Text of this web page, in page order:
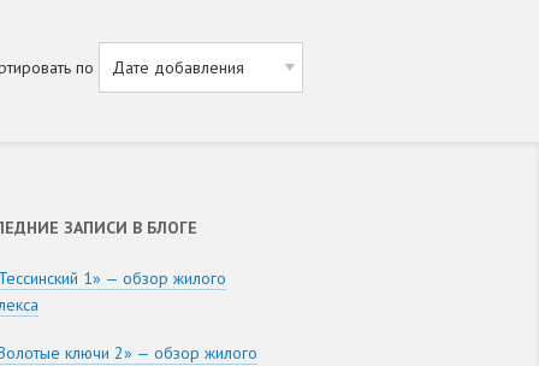
по
ЗАПИСИ В БЛОГЕ
1» — обзор жилого
ключи 2» — обзор жилого